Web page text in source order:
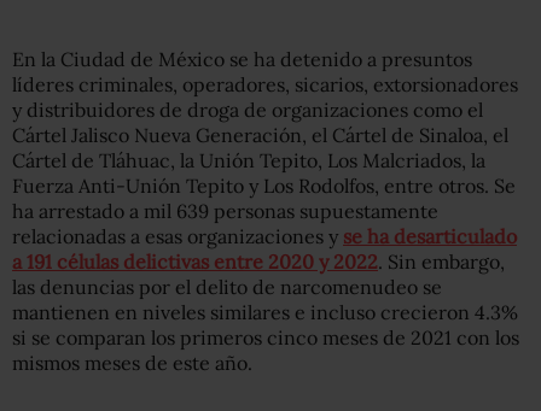
En la Ciudad de México se ha detenido a presuntos
líderes criminales, operadores, sicarios, extorsionadores
y distribuidores de droga de organizaciones como el
Cártel Jalisco Nueva Generación, el Cártel de Sinaloa, el
Cártel de Tláhuac, la Unión Tepito, Los Malcriados, la
Fuerza Anti-Unión Tepito y Los Rodolfos, entre otros. Se
ha arrestado a mil 639 personas supuestamente
relacionadas a esas organizaciones y se ha desarticulado
a 191 células delictivas entre 2020 y 2022. Sin embargo,
las denuncias por el delito de narcomenudeo se
mantienen en niveles similares e incluso crecieron 4.3%
si se comparan los primeros cinco meses de 2021 con los
mismos meses de este año.